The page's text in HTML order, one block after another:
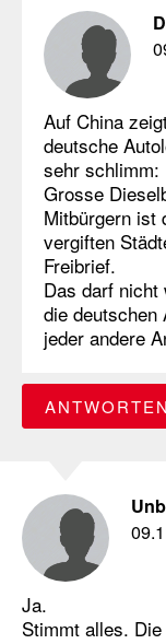
Auf China
deutsche
sehr schlimm:
Grosse
Mitbürgern ist
vergiften
Freibrief.
Das darf nicht
die deutschen
jeder andere
ANTWORTEN
Ja.
Stimmt alles.